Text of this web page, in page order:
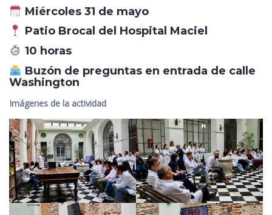
Miércoles 31 de mayo
Patio Brocal del Hospital Maciel
10 horas
Buzón de preguntas en entrada de calle
Washington
Imágenes de la actividad